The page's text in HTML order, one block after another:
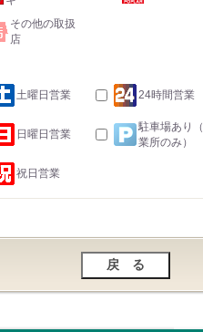
その他の取扱
店
土曜日営業 24時間営業
日曜日営業
駐車場あり
業所のみ）
祝日営業